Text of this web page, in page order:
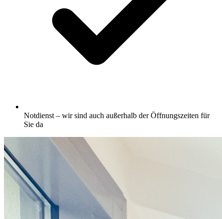
Notdienst – wir sind auch außerhalb der Öffnungszeiten für
Sie da